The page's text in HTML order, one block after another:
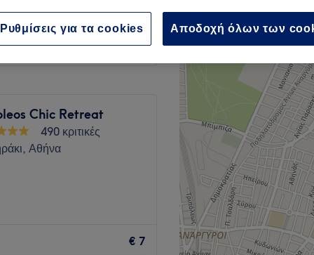
Chic Retreat
490 κριτικές
Αθήνα
€ 7
Αποδοχή όλων των
Ρυθμίσεις για τα cookies